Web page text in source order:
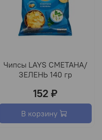
Чипсы LAYS СМЕТАНА/
ЗЕЛЕНЬ 140 гр
152 ₽
В корзину